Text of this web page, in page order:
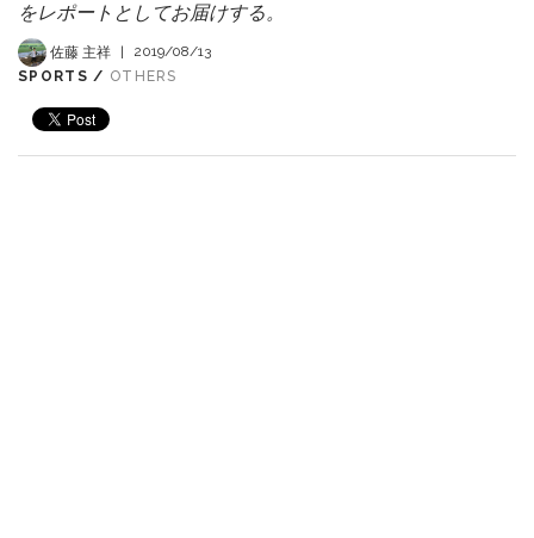
をレポートとしてお届けする。
佐藤 主祥 |
2019/08/13
SPORTS / OTHERS